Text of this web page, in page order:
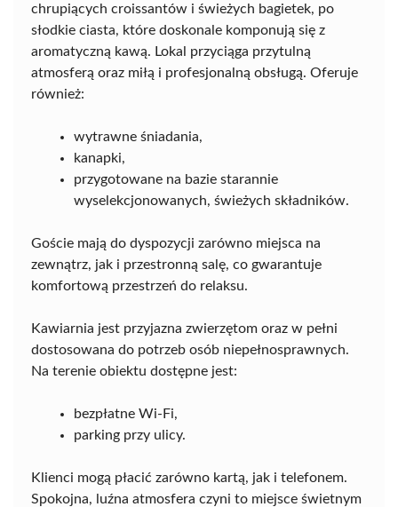
chrupiących croissantów i świeżych bagietek, po
słodkie ciasta, które doskonale komponują się z
aromatyczną kawą. Lokal przyciąga przytulną
atmosferą oraz miłą i profesjonalną obsługą. Oferuje
również:
wytrawne śniadania,
kanapki,
przygotowane na bazie starannie
wyselekcjonowanych, świeżych składników.
Goście mają do dyspozycji zarówno miejsca na
zewnątrz, jak i przestronną salę, co gwarantuje
komfortową przestrzeń do relaksu.
Kawiarnia jest przyjazna zwierzętom oraz w pełni
dostosowana do potrzeb osób niepełnosprawnych.
Na terenie obiektu dostępne jest:
bezpłatne Wi-Fi,
parking przy ulicy.
Klienci mogą płacić zarówno kartą, jak i telefonem.
Spokojna, luźna atmosfera czyni to miejsce świetnym